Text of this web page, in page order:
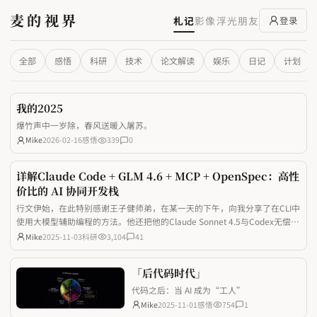
麦的视界 札记影像 浮光朋友 登录
全部 感悟 科研 技术 论文解读 娱乐 日记 计划
我的2025
爆竹声中一岁除，春风送暖入屠苏。
Mike2026-02-16感悟 339 0
详解Claude Code + GLM 4.6 + MCP + OpenSpec：高性
价比的 AI 协同开发栈
行文伊始，在此特别感谢王子健师弟，在某一天的下午，向我分享了在CLI中
使用大模型辅助编程的方法。他还把他的Claude Sonnet 4.5与Codex无偿给
我使用了很久，师弟很真诚也很乐于助人！ 最近被一波跨时代 AI 技术密集
冲击后，忍不住写下两篇思考：一篇拆解了MCP的底层原理，看清了AI与现
实工具互
Mike2025-11-03科研 3,104 41
「后代码时代」
代码之后：当 AI 成为“工人”
Mike2025-11-01感悟 754 1